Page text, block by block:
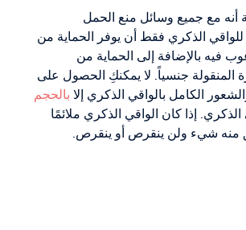
أنه مع جميع وسائل منع الحمل
للواقي الذكري فقط أن يوفر الحماية من
فيه بالإضافة إلى الحماية من
المنقولة جنسياً. لا يمكنكِ الحصول على
الكامل بالواقي الذكري إلا بالحجم
إذا كان الواقي الذكري ملائمًا
منه شيء ولن ينقرص أو ينقرص.